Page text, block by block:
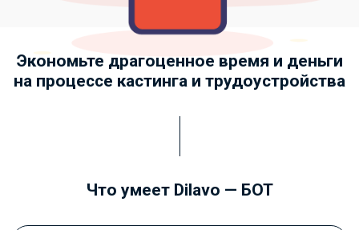
Экономьте драгоценное время и деньги
на процессе кастинга и трудоустройства
Что умеет Dilavo — БОТ